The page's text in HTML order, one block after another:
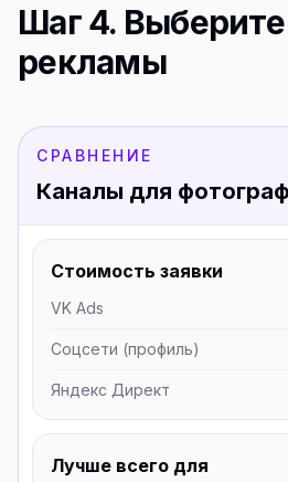
Шаг 4.
рекламы
СРАВНЕНИЕ
Каналы для
Стоимость заявки
VK Ads
Соцсети (профиль)
Яндекс Директ
Лучше всего для